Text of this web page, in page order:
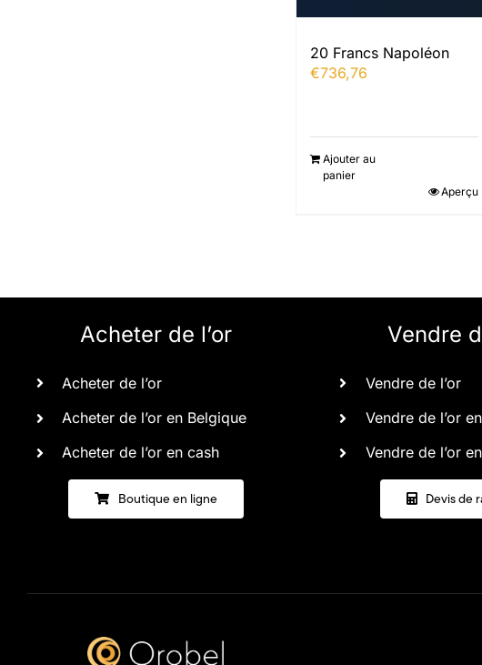
20 Francs Napoléon
€736,76
Ajouter au
panier
Aperçu
Acheter de l’or
Acheter de l’or
Acheter de l’or en Belgique
Acheter de l’or en cash
Boutique en ligne
Vendre
Vendre de l’or
Vendre de l’or
Vendre de l’or
Devis de